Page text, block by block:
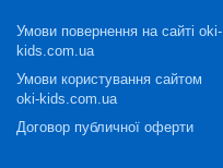
Умови повернення на сайті oki-
kids.com.ua
Умови користування сайтом
oki-kids.com.ua
Договор публичної оферти